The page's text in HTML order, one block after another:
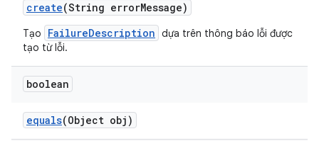
create(String errorMessage)
Tạo FailureDescription dựa trên thông báo lỗi được
tạo từ lỗi.
boolean
equals(Object obj)